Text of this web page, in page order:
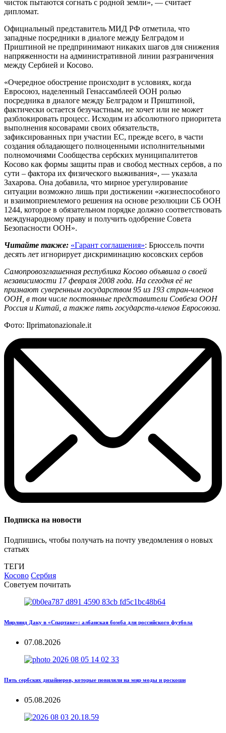
чисток пытаются согнать с родной земли», — считает
дипломат.
Официальный представитель МИД РФ отметила, что
западные посредники в диалоге между Белградом и
Приштиной не предпринимают никаких шагов для снижения
напряженности на административной линии разграничения
между Сербией и Косово.
«Очередное обострение происходит в условиях, когда
Евросоюз, наделенный Генассамблеей ООН ролью
посредника в диалоге между Белградом и Приштиной,
фактически остается безучастным, не хочет или не может
разблокировать процесс. Исходим из абсолютного приоритета
выполнения косоварами своих обязательств,
зафиксированных при участии ЕС, прежде всего, в части
создания обладающего полноценными исполнительными
полномочиями Сообщества сербских муниципалитетов
Косово как формы защиты прав и свобод местных сербов, а по
сути – фактора их физического выживания», — указала
Захарова. Она добавила, что мирное урегулирование
ситуации возможно лишь при достижении «жизнеспособного
и взаимоприемлемого решения на основе резолюции СБ ООН
1244, которое в обязательном порядке должно соответствовать
международному праву и получить одобрение Совета
Безопасности ООН».
Читайте также: «Гарант соглашения»: Брюссель почти
десять лет игнорирует дискриминацию косовских сербов
Самопровозглашенная республика Косово объявила о своей
независимости 17 февраля 2008 года. На сегодня её не
признают суверенным государством 95 из 193 стран-членов
ООН, в том числе постоянные представители Совбеза ООН
Россия и Китай, а также пять государств-членов Евросоюза.
Фото: Ilprimatonazionale.it
Подписка на новости
Подпишись, чтобы получать на почту уведомления о новых
статьях
ТЕГИ
Косово Сербия
Советуем почитать
Мирлинд Даку в «Спартаке»: албанская бомба для российского футбола
07.08.2026
Пять сербских дизайнеров, которые повиляли на мир моды и роскоши
05.08.2026